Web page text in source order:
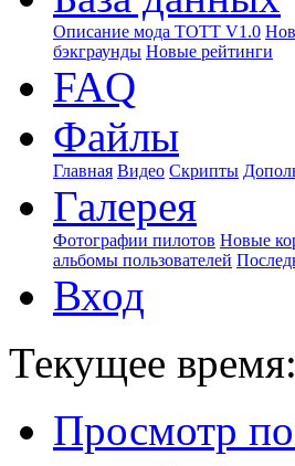
Описание мода ТОТТ V1.0
бэкграунды Новые рейтинги
FAQ
Файлы
Главная Видео Скрипты
Галерея
Фотографии пилотов Новые
альбомы пользователей
Вход
Текущее
Просмотр